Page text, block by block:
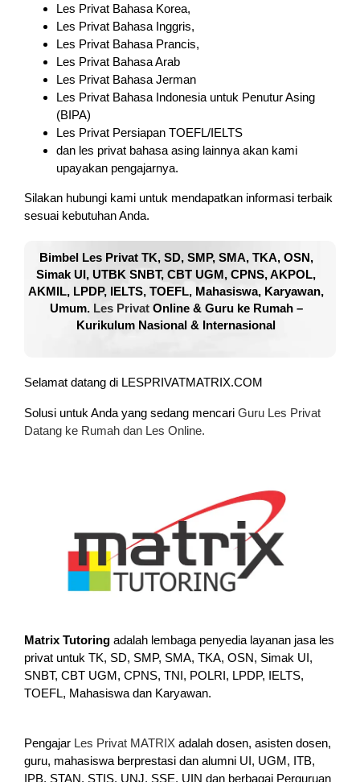
Les Privat Bahasa Korea,
Les Privat Bahasa Inggris,
Les Privat Bahasa Prancis,
Les Privat Bahasa Arab
Les Privat Bahasa Jerman
Les Privat Bahasa Indonesia untuk Penutur Asing
(BIPA)
Les Privat Persiapan TOEFL/IELTS
dan les privat bahasa asing lainnya akan kami
upayakan pengajarnya.
Silakan hubungi kami untuk mendapatkan informasi terbaik
sesuai kebutuhan Anda.
Bimbel Les Privat TK, SD, SMP, SMA, TKA, OSN,
Simak UI, UTBK SNBT, CBT UGM, CPNS, AKPOL,
AKMIL, LPDP, IELTS, TOEFL, Mahasiswa, Karyawan,
Umum. Les PrivatOnline & Guru ke Rumah –
Kurikulum Nasional & Internasional
Selamat datang di LESPRIVATMATRIX.COM
Solusi untuk Anda yang sedang mencari Guru Les Privat
Datang ke Rumah dan Les Online.
Matrix Tutoring adalah lembaga penyedia layanan jasa les
privat untuk TK, SD, SMP, SMA, TKA, OSN, Simak UI,
SNBT, CBT UGM, CPNS, TNI, POLRI, LPDP, IELTS,
TOEFL, Mahasiswa dan Karyawan.
Pengajar Les Privat MATRIXadalah dosen, asisten dosen,
guru, mahasiswa berprestasi dan alumni UI, UGM, ITB,
IPB, STAN, STIS, UNJ, SSE, UIN dan berbagai Perguruan